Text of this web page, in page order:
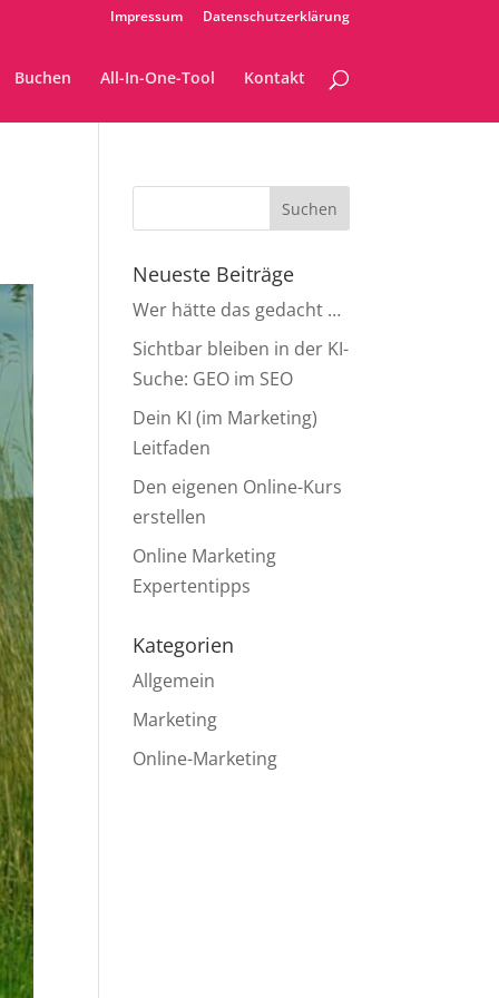
Impressum Datenschutzerklärung
Buchen All-In-One-Tool Kontakt
Neueste Beiträge
Wer hätte das gedacht …
Sichtbar bleiben in der KI-
Suche: GEO im SEO
Dein KI (im Marketing)
Leitfaden
Den eigenen Online-Kurs
erstellen
Online Marketing
Expertentipps
Kategorien
Allgemein
Marketing
Online-Marketing